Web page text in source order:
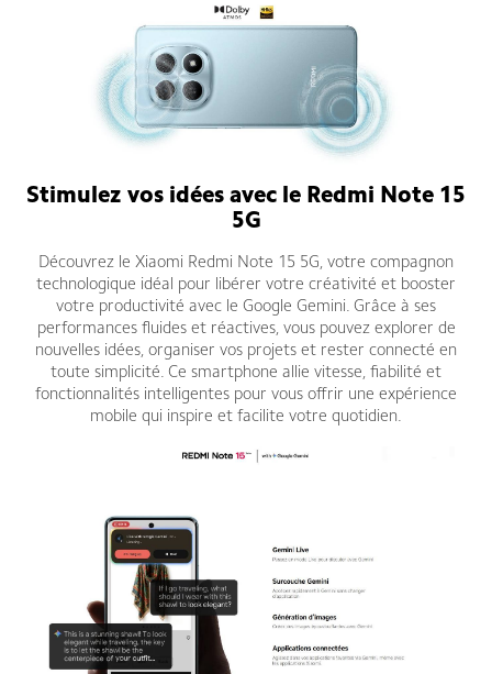
Stimulez vos idées avec le Redmi Note 15
5G
Découvrez le Xiaomi Redmi Note 15 5G, votre compagnon
technologique idéal pour libérer votre créativité et booster
votre productivité avec le Google Gemini. Grâce à ses
performances fluides et réactives, vous pouvez explorer de
nouvelles idées, organiser vos projets et rester connecté en
toute simplicité. Ce smartphone allie vitesse, fiabilité et
fonctionnalités intelligentes pour vous offrir une expérience
mobile qui inspire et facilite votre quotidien.